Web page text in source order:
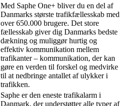
Med Saphe One+ bliver du en del af
Danmarks største trafikfællesskab med
over 650.000 brugere. Det store
fællesskab giver dig Danmarks bedste
dækning og muliggør hurtig og
effektiv kommunikation mellem
trafikanter – kommunikation, der kan
gøre en verden til forskel og medvirke
til at nedbringe antallet af ulykker i
trafikken.
Saphe er den eneste trafikalarm i
Danmark, der understøtter alle typer af